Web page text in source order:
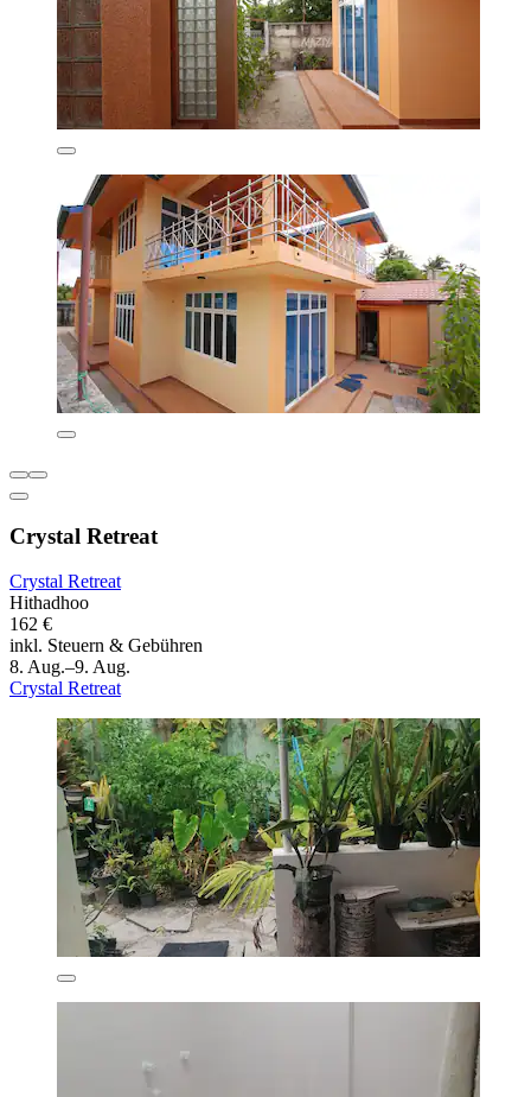
Crystal Retreat
Crystal Retreat
Hithadhoo
162 €
inkl. Steuern & Gebühren
8. Aug.–9. Aug.
Crystal Retreat